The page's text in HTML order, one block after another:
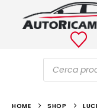
Ricerca
prodotti
HOME SHOP